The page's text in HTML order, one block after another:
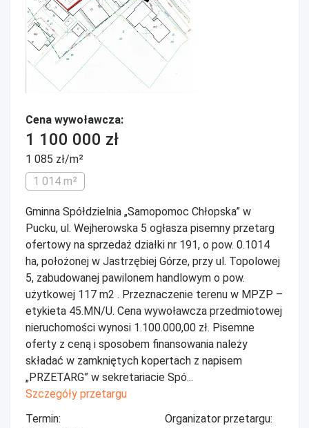
Cena wywoławcza:
1 100 000 zł
1 085 zł/m²
1 014 m²
Gminna Spółdzielnia „Samopomoc Chłopska” w
Pucku, ul. Wejherowska 5 ogłasza pisemny przetarg
ofertowy na sprzedaż działki nr 191, o pow. 0.1014
ha, położonej w Jastrzębiej Górze, przy ul. Topolowej
5, zabudowanej pawilonem handlowym o pow.
użytkowej 117 m2 . Przeznaczenie terenu w MPZP –
etykieta 45.MN/U. Cena wywoławcza przedmiotowej
nieruchomości wynosi 1.100.000,00 zł. Pisemne
oferty z ceną i sposobem finansowania należy
składać w zamkniętych kopertach z napisem
„PRZETARG” w sekretariacie Spó...
Szczegóły przetargu
Termin:
Organizator przetargu: